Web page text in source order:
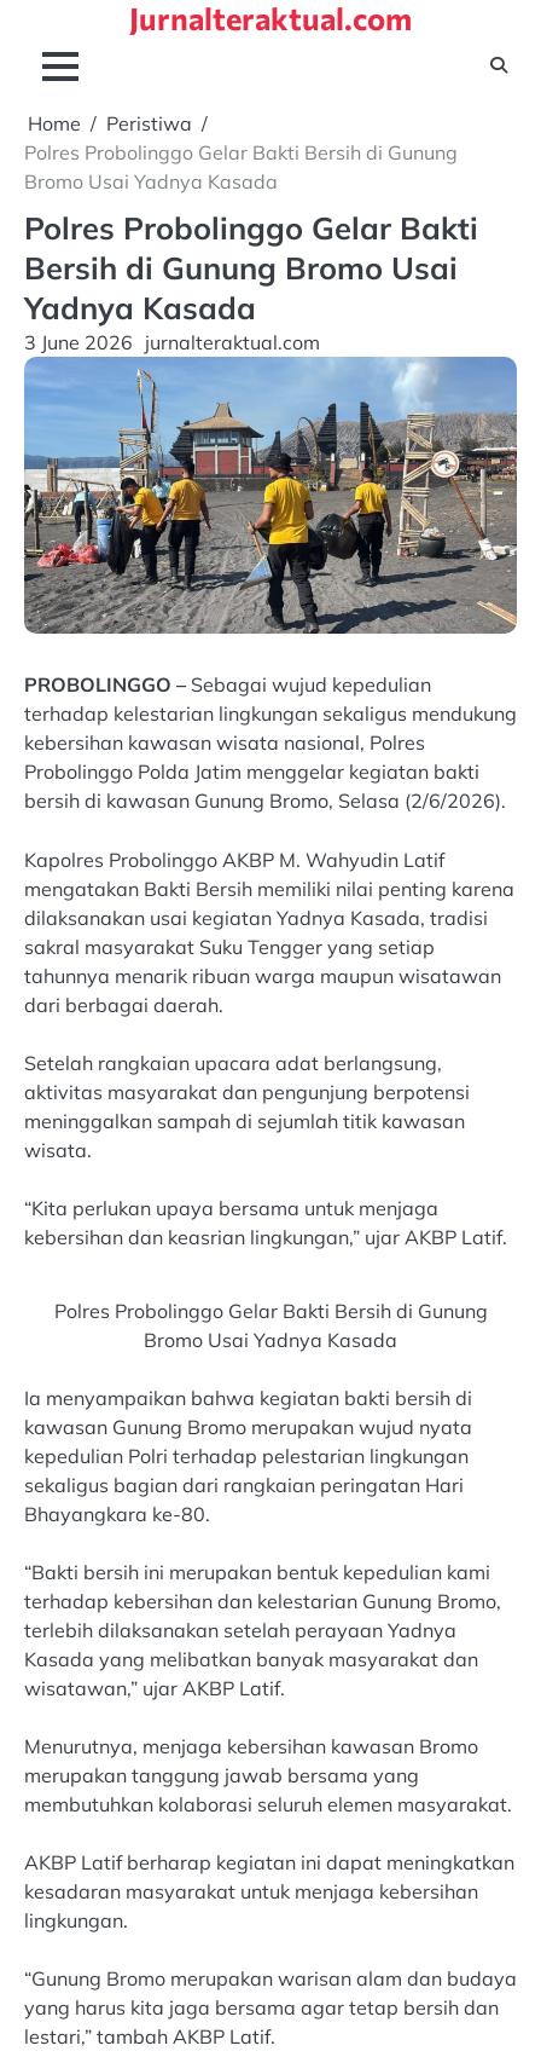
content
Jurnalteraktual.com
Home
Peristiwa
Polres Probolinggo Gelar Bakti Bersih di Gunung
Bromo Usai Yadnya Kasada
Polres Probolinggo Gelar Bakti
Bersih di Gunung Bromo Usai
Yadnya Kasada
3 June 2026 jurnalteraktual.com
PROBOLINGGO –Sebagai wujud kepedulian
terhadap kelestarian lingkungan sekaligus mendukung
kebersihan kawasan wisata nasional, Polres
Probolinggo Polda Jatim menggelar kegiatan bakti
bersih di kawasan Gunung Bromo, Selasa (2/6/2026).
Kapolres Probolinggo AKBP M. Wahyudin Latif
mengatakan Bakti Bersih memiliki nilai penting karena
dilaksanakan usai kegiatan Yadnya Kasada, tradisi
sakral masyarakat Suku Tengger yang setiap
tahunnya menarik ribuan warga maupun wisatawan
dari berbagai daerah.
Setelah rangkaian upacara adat berlangsung,
aktivitas masyarakat dan pengunjung berpotensi
meninggalkan sampah di sejumlah titik kawasan
wisata.
“Kita perlukan upaya bersama untuk menjaga
kebersihan dan keasrian lingkungan,” ujar AKBP Latif.
Polres Probolinggo Gelar Bakti Bersih di Gunung
Bromo Usai Yadnya Kasada
Ia menyampaikan bahwa kegiatan bakti bersih di
kawasan Gunung Bromo merupakan wujud nyata
kepedulian Polri terhadap pelestarian lingkungan
sekaligus bagian dari rangkaian peringatan Hari
Bhayangkara ke-80.
“Bakti bersih ini merupakan bentuk kepedulian kami
terhadap kebersihan dan kelestarian Gunung Bromo,
terlebih dilaksanakan setelah perayaan Yadnya
Kasada yang melibatkan banyak masyarakat dan
wisatawan,” ujar AKBP Latif.
Menurutnya, menjaga kebersihan kawasan Bromo
merupakan tanggung jawab bersama yang
membutuhkan kolaborasi seluruh elemen masyarakat.
AKBP Latif berharap kegiatan ini dapat meningkatkan
kesadaran masyarakat untuk menjaga kebersihan
lingkungan.
“Gunung Bromo merupakan warisan alam dan budaya
yang harus kita jaga bersama agar tetap bersih dan
lestari,” tambah AKBP Latif.